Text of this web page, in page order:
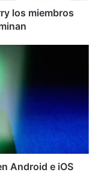
los miembros
Android e iOS